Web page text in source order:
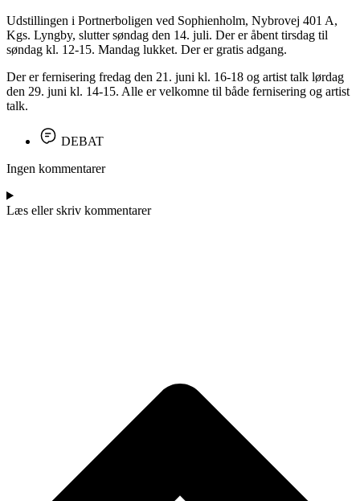
Udstillingen i Portnerboligen ved Sophienholm, Nybrovej 401 A,
Kgs. Lyngby, slutter søndag den 14. juli. Der er åbent tirsdag til
søndag kl. 12-15. Mandag lukket. Der er gratis adgang.
Der er fernisering fredag den 21. juni kl. 16-18 og artist talk lørdag
den 29. juni kl. 14-15. Alle er velkomne til både fernisering og artist
talk.
DEBAT
Ingen kommentarer
Læs eller skriv kommentarer